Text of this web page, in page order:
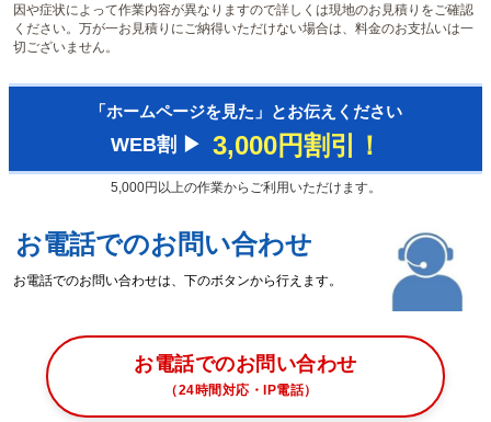
因や症状によって作業内容が異なりますので詳しくは現地のお見積りをご確認
ください。万が一お見積りにご納得いただけない場合は、料金のお支払いは一
切ございません。
「ホームページを見た」とお伝えください
WEB割 ▶︎ 3,000円割引！
5,000円以上の作業からご利用いただけます。
お電話でのお問い合わせ
お電話でのお問い合わせは、下のボタンから行えます。
お電話でのお問い合わせ
（24時間対応・IP電話）